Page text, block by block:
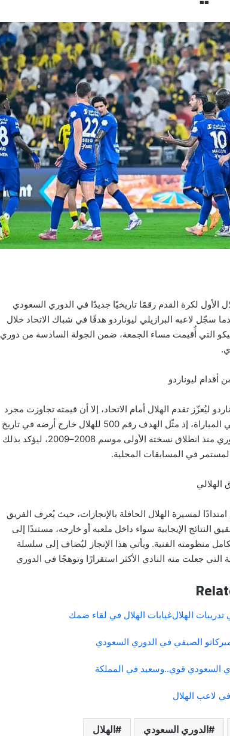
الأول لكرة القدم رقمًا تاريخيًا جديدًا في الدوري السعودي
سجّل لاعبه البرازيلي ليوناردو هدفًا في شباك الاتحاد خلال
التي أُقيمت مساء الجمعة، ضمن الجولة السادسة من دوري
ليوناردو
ليُعزّز تقدم الهلال أمام الاتحاد، إلا أن قيمته تجاوزت مجرد
إضافة هدف في المباراة، إذ مثّل الهدف رقم 500 للهلال خارج أرضه في تاريخ
مشاركاته بالدوري منذ انطلاق نسخته الأولى موسم 2008–2009، ليؤكد بذلك
في المسابقات المحلية.
الهلالي
امتدادًا لمسيرة الهلال الحافلة بالإنجازات، حيث يُعرف الفريق
النتائج الإيجابية سواء داخل ملعبه أو خارجه، مستندًا إلى
منظومته الفنية. ويأتي هذا الإنجاز ليُضاف إلى سلسلة
التي جعلت منه النادي الأكثر استقرارًا وتوهجًا في الدوري
الهلالغيابات الهلال في لقاء ضمك
الصيفي في الدوري السعودي
السعودي قوي..وسعيد في المملكة
لاعب الهلال
الدوري السعودي الهلال